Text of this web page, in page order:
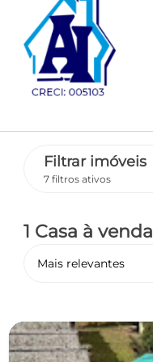
Filtrar imóveis
7 filtros ativos
1 Casa à venda
Mais relevantes